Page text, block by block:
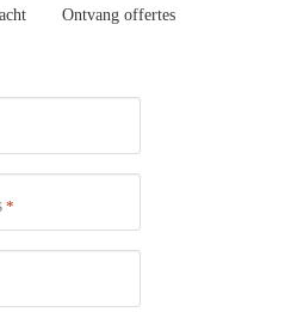
Ontvang offertes
*